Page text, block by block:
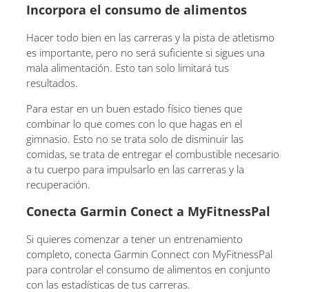
Incorpora el consumo de alimentos
Hacer todo bien en las carreras y la pista de atletismo
es importante, pero no será suficiente si sigues una
mala alimentación. Esto tan solo limitará tus
resultados.
Para estar en un buen estado físico tienes que
combinar lo que comes con lo que hagas en el
gimnasio. Esto no se trata solo de disminuir las
comidas, se trata de entregar el combustible necesario
a tu cuerpo para impulsarlo en las carreras y la
recuperación.
Conecta Garmin Conect a MyFitnessPal
Si quieres comenzar a tener un entrenamiento
completo, conecta Garmin Connect con MyFitnessPal
para controlar el consumo de alimentos en conjunto
con las estadísticas de tus carreras.